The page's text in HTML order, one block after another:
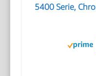
5400 Serie,